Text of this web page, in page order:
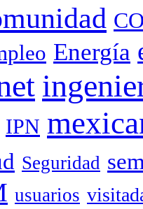
Energía
IPN
Seguridad
usuarios